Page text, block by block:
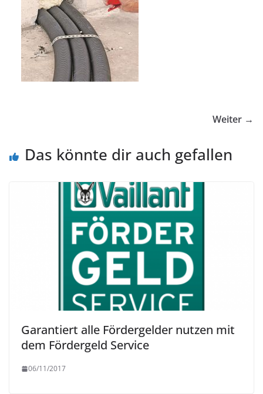
Weiter →
Das könnte dir auch gefallen
Garantiert alle Fördergelder nutzen mit
dem Fördergeld Service
06/11/2017